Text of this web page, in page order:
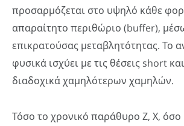
προσαρμόζεται στο υψηλό κάθε
απαραίτητο περιθώριο (buffer),
επικρατούσας μεταβλητότητας. Το
φυσικά ισχύει με τις θέσεις short
διαδοχικά χαμηλότερων χαμηλών.
Τόσο το χρονικό παράθυρο Ζ, Χ, όσο